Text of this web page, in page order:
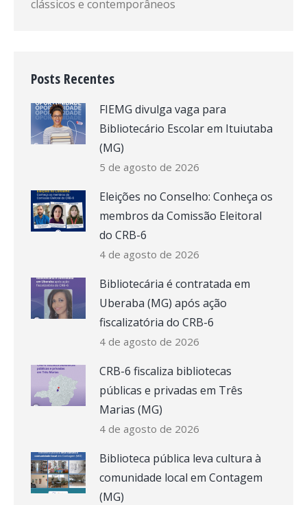
clássicos e contemporâneos
Posts Recentes
FIEMG divulga vaga para
Bibliotecário Escolar em Ituiutaba
(MG)
5 de agosto de 2026
Eleições no Conselho: Conheça os
membros da Comissão Eleitoral
do CRB-6
4 de agosto de 2026
Bibliotecária é contratada em
Uberaba (MG) após ação
fiscalizatória do CRB-6
4 de agosto de 2026
CRB-6 fiscaliza bibliotecas
públicas e privadas em Três
Marias (MG)
4 de agosto de 2026
Biblioteca pública leva cultura à
comunidade local em Contagem
(MG)